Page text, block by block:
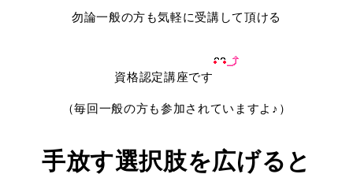
勿論一般の方も気軽に受講して頂ける
資格認定講座です
（毎回一般の方も参加されていますよ♪）
手放す選択肢を広げると